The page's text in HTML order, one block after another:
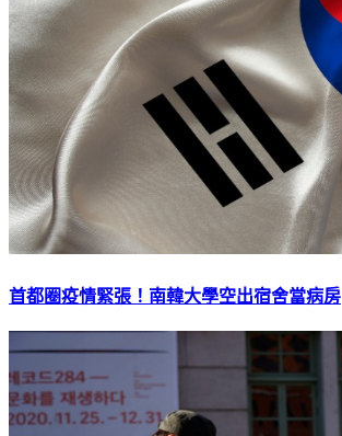
首都圈疫情緊張！南韓大學空出宿舍當病房